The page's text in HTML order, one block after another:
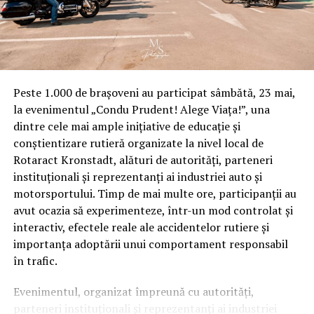
necesita dezasamblare. Daca narghileaua va avea un loc
al ei, si nu planuiesti sa te deplasezi cu ea, atunci este
recomandat sa alegi o dimensiune mai mare, mai ales in
cazul in care o vei imparti des cu prietenii.
Accesorii pentru narghilea
In ceea ce priveste achizitia deaccesorii pentru
narghileadin magazinele online, trebuie sa te uiti dupa
creuzet din argila, carbuni de cocos pentru ca sunt
100% organici si naturali realizati coaja de nuca de cocos
comprimata, mustiucuri pentru ca nu este indicat sa
imparti furtunul cu altcineva fara a pune o protectie pe
capatul acestuia, aparatoare de vant, si eventual, daca ai
intentia sa organizezi sesiuni de fumat shisha alaturi de
prieteni si familie, un adaptor pentru furtun secundar.
Fie ca esti incepator, fie ca esti experimentat in ceea ce
priveste fumatul de shisha, poti gasi cu usurinta in
Peste 1.000 de brașoveni au participat sâmbătă, 23 mai,
la evenimentul „Condu Prudent! Alege Viața!”, una
dintre cele mai ample inițiative de educație și
conștientizare rutieră organizate la nivel local de
Rotaract Kronstadt, alături de autorități, parteneri
instituționali și reprezentanți ai industriei auto și
motorsportului. Timp de mai multe ore, participanții au
avut ocazia să experimenteze, într-un mod controlat și
interactiv, efectele reale ale accidentelor rutiere și
importanța adoptării unui comportament responsabil
în trafic.
Evenimentul, organizat împreună cu autorități,
parteneri instituționali și reprezentanți ai industriei